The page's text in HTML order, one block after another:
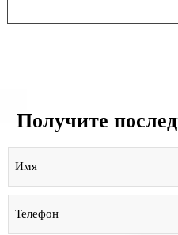
Получите